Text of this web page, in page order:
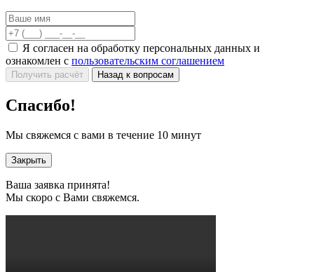
Я согласен на обработку персональных данных и
ознакомлен с пользовательским соглашением
Получить расчёт Назад к вопросам
Спасибо!
Мы свяжемся с вами в течение 10 минут
Закрыть
Ваша заявка принята!
Мы скоро с Вами свяжемся.